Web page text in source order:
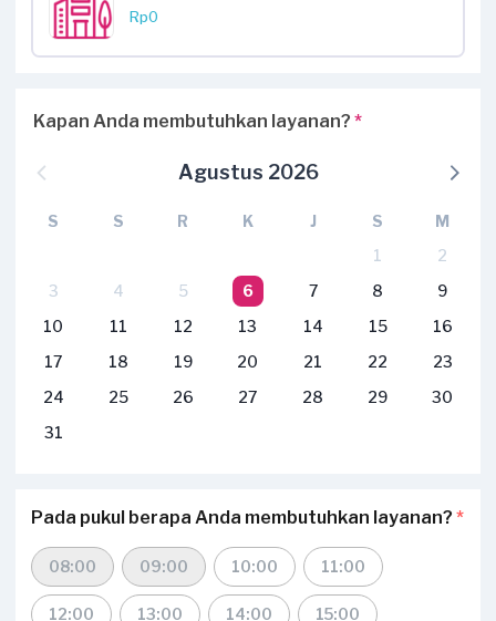
Rp0
Kapan Anda membutuhkan layanan? *
Agustus 2026
S S R K J S
M
1
2
3
4 5 6 7 8
9
10
11 12 13 14 15
16
17
18 19 20 21 22
23
24
25 26 27 28 29
30
31
Pada pukul berapa Anda membutuhkan layanan? *
08:00 09:00 10:00 11:00
12:00 13:00 14:00 15:00